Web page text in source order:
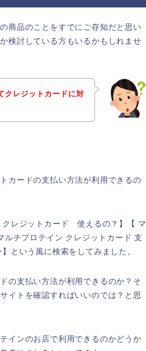
商品のことをすでにご存知だと思い
検討している方もいるかもしれませ
クレジットカードに対
カードの支払い方法が利用できるの
クレジットカード 使えるの？】【 マ
チプロテイン クレジットカード 支
という風に検索をしてみました。
の支払い方法が利用できるのか？そ
イトを確認すればいいのでは？と思
インのお店で利用できるのかどうか